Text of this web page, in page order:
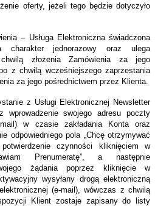
oferty, jeżeli tego będzie dotyczyło
– Usługa Elektroniczna świadczona
charakter jednorazowy oraz ulega
złożenia Zamówienia za jego
z chwilą wcześniejszego zaprzestania
za jego pośrednictwem przez Klienta.
z Usługi Elektronicznej Newsletter
wprowadzenie swojego adresu poczty
w czasie zakładania Konta oraz
odpowiedniego pola „Chcę otrzymywać
czynności kliknięciem w
Prenumeratę”, a następnie
żądania poprzez kliknięcie w
wysyłany drogą elektroniczną
(e-mail), wówczas z chwilą
Klient zostaje zapisany do listy